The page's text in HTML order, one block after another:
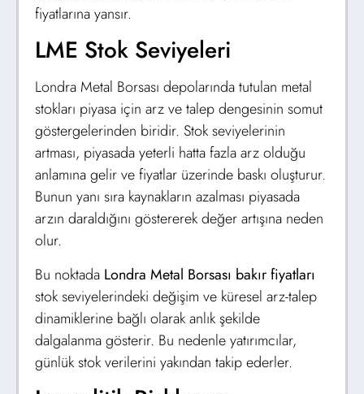
fiyatlarına yansır.
LME Stok Seviyeleri
Londra Metal Borsası depolarında tutulan metal
stokları piyasa için arz ve talep dengesinin somut
göstergelerinden biridir. Stok seviyelerinin
artması, piyasada yeterli hatta fazla arz olduğu
anlamına gelir ve fiyatlar üzerinde baskı oluşturur.
Bunun yanı sıra kaynakların azalması piyasada
arzın daraldığını göstererek değer artışına neden
olur.
Bu noktada Londra Metal Borsası bakır fiyatları
stok seviyelerindeki değişim ve küresel arz-talep
dinamiklerine bağlı olarak anlık şekilde
dalgalanma gösterir. Bu nedenle yatırımcılar,
günlük stok verilerini yakından takip ederler.